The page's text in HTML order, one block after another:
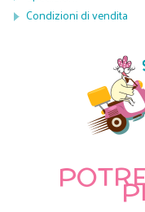
Condizioni di vendita